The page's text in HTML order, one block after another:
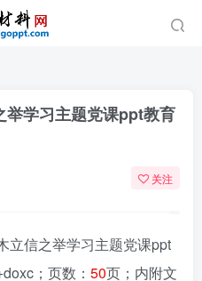
举学习主题党课ppt教育
关注
立信之举学习主题党课ppt
；页数： 50页；内附文